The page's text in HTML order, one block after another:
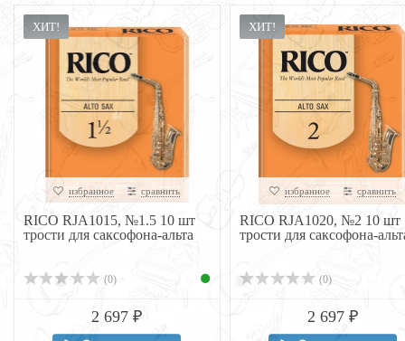
ХИТ!
избранное сравнить
RICO RJA1015, №1.5 10 шт
трости для саксофона-альта
(0)
2 697 ₽
ХИТ!
избранное сравнить
RICO RJA1020, №2 10 шт
трости для саксофона-
(0)
2 697 ₽